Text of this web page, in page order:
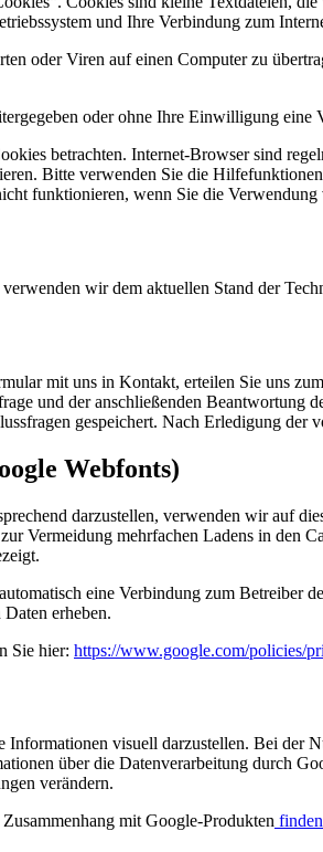
und Ihre Verbindung zum
oder Viren auf einen Computer zu
oder ohne Ihre Einwilligung eine
betrachten. Internet-Browser sind
Bitte verwenden Sie die
funktionieren, wenn Sie die
wir dem aktuellen Stand der
mit uns in Kontakt, erteilen Sie uns
und der anschließenden
gespeichert. Nach Erledigung der
Webfonts)
darzustellen, verwenden wir auf
Vermeidung mehrfachen Ladens in den
eine Verbindung zum Betreiber
erheben.
Sie hier: https://www.google.com/policies/
Informationen visuell darzustellen. Bei
über die Datenverarbeitung durch
verändern.
mit Google-Produkten